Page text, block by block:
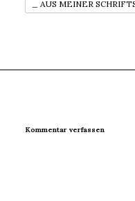
_ AUS MEINER
Kommentar verfassen